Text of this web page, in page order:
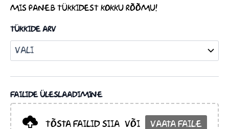
MIS PANEB TÜKKIDEST KOKKU RÕÕMU!
TÜKKIDE ARV
FAILIDE ÜLESLAADIMINE
TÕSTA FAILID SIIA VÕI VAATA FAILE